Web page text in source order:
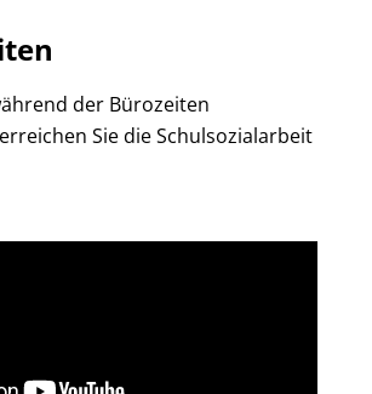
der Bürozeiten
Sie die Schulsozialarbeit